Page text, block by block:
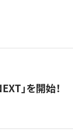
」を開始！